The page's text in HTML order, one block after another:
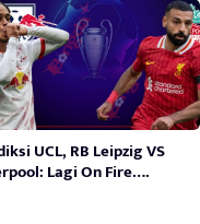
UCL, RB Leipzig VS
Lagi On Fire….